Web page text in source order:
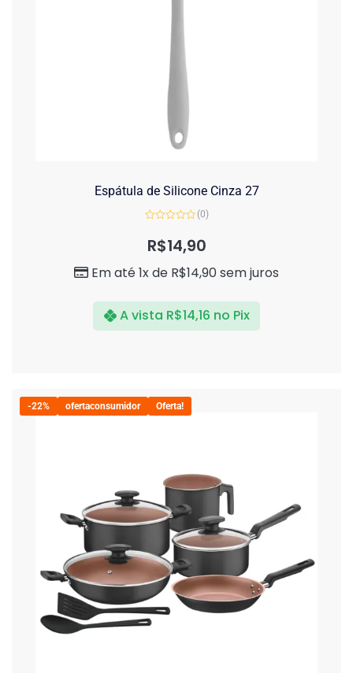
Espátula de Silicone Cinza 27
de
(0)
R$14,90
Em até 1x de R$14,90sem juros
A vista R$14,16 no Pix
-22% ofertaconsumidor Oferta!